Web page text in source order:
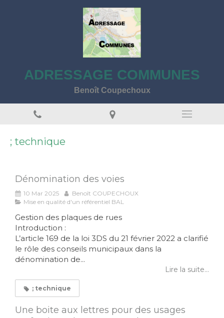
ADRESSAGE COMMUNES
Benoît Coupechoux
; technique
Dénomination des voies
10 Mar 2025
Benoît COUPECHOUX
Mise en qualité d'un référentiel BAL
Gestion des plaques de rues
Introduction :
L’article 169 de la loi 3DS du 21 février 2022 a clarifié
le rôle des conseils municipaux dans la
dénomination de...
Lire la suite...
; technique
Une boite aux lettres pour des usages